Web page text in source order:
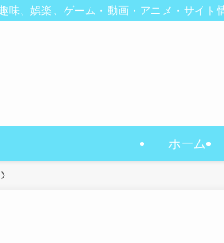
味、娯楽、ゲーム・動画・アニメ・サイト
ホーム